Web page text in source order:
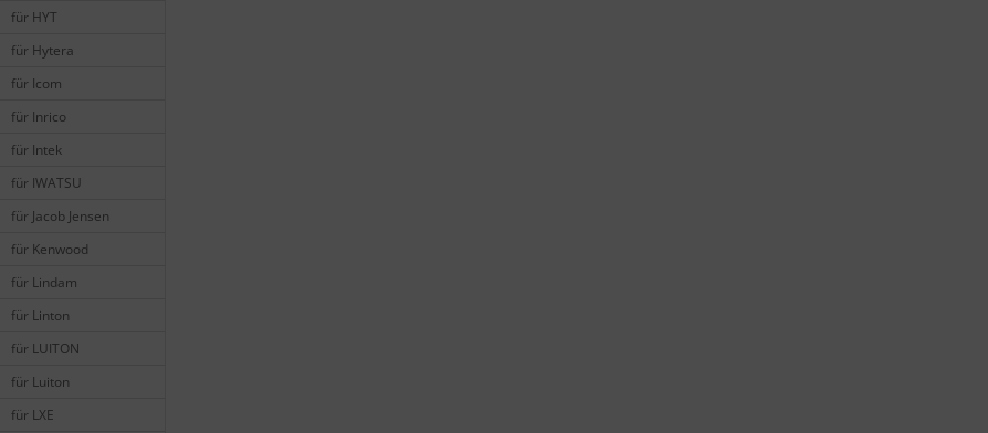
für HYT
für Hytera
für Icom
für Inrico
für Intek
für IWATSU
für Jacob Jensen
für Kenwood
für Lindam
für Linton
für LUITON
für Luiton
für LXE